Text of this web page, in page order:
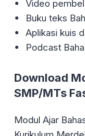
Video
Buku teks
Aplikasi kuis
Podcast
Download
SMP/MTs
Modul Ajar